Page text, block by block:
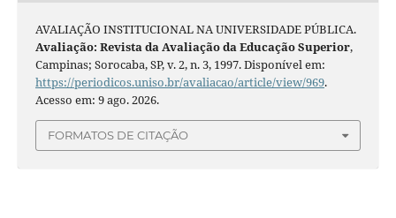
AVALIAÇÃO INSTITUCIONAL NA UNIVERSIDADE PÚBLICA.
Avaliação: Revista da Avaliação da Educação Superior,
Campinas; Sorocaba, SP, v. 2, n. 3, 1997. Disponível em:
https://periodicos.uniso.br/avaliacao/article/view/969.
Acesso em: 9 ago. 2026.
FORMATOS DE CITAÇÃO